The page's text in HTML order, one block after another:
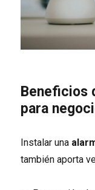
Beneficios
para
Instalar una
también aporta